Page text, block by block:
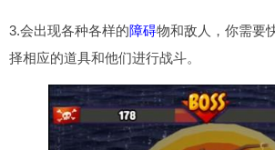
3.会出现各种各样的障碍物和敌人，你需要
择相应的道具和他们进行战斗。